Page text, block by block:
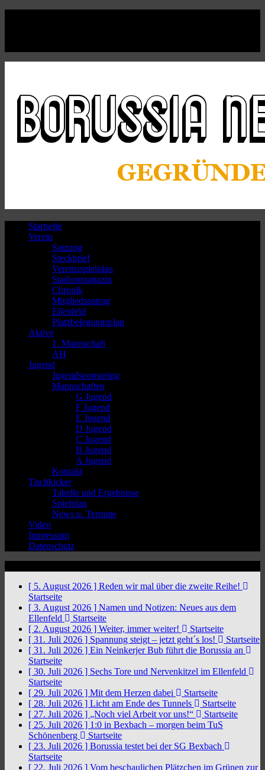
Startseite
Verein
Satzung
Steckbrief
Vereinsspielplan
Stadionmagazin
Chronik
Mitgliedsantrag
Ellenfeld
Platzbelegungsplan
Aktive
1. Mannschaft
AH
Jugend
Jugendsponsoring
Mannschaften
G Jugend
F Jugend
E Jugend
D Jugend
C Jugend
B Jugend
A Jugend
Kontakt
Tischkicker
Tabelle und Ergebnisse
Spielplan
News u. Termine
Video
Impressum
Datenschutz
[ 5. August 2026 ] Reden wir mal über die zweite Reihe!
Startseite
[ 3. August 2026 ] Namen und Notizen: Neues aus dem
Ellenfeld
Startseite
[ 2. August 2026 ] Weiter, immer weiter!
Startseite
[ 31. Juli 2026 ] Spannung steigt – jetzt geht´s los!
Startseite
[ 31. Juli 2026 ] Ein Neinkerjer Bub führt die Borussia an
Startseite
[ 30. Juli 2026 ] Sechs Tore und Nervenkitzel im Ellenfeld
Startseite
[ 29. Juli 2026 ] Mit dem Herzen dabei
Startseite
[ 28. Juli 2026 ] Licht am Ende des Tunnels
Startseite
[ 27. Juli 2026 ] „Noch viel Arbeit vor uns!“
Startseite
[ 25. Juli 2026 ] 1:0 in Bexbach – morgen beim TuS
Schönenberg
Startseite
[ 23. Juli 2026 ] Borussia testet bei der SG Bexbach
Startseite
[ 22. Juli 2026 ] Vom beschaulichen Plätzchen im Grünen zur